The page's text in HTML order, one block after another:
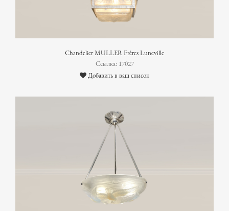
Chandelier MULLER Frères Luneville
Ссылка: 17027
Добавить в ваш список